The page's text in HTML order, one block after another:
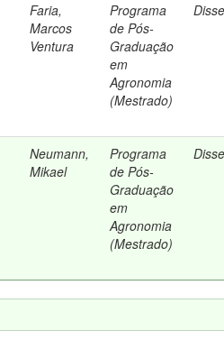
Faria,
Marcos
Ventura
Programa
de Pós-
Graduação
em
Agronomia
(Mestrado)
Neumann,
Mikael
Programa
de Pós-
Graduação
em
Agronomia
(Mestrado)